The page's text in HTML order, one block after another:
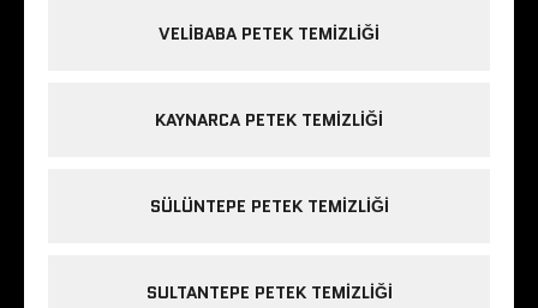
VELIBABA PETEK TEMIZLIĞI
KAYNARCA PETEK TEMIZLIĞI
SÜLÜNTEPE PETEK TEMIZLIĞI
SULTANTEPE PETEK TEMIZLIĞI